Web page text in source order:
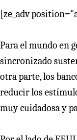
[ze_adv
Para el mundo en
sincronizado
otra parte, los
reducir los
muy cuidadosa y